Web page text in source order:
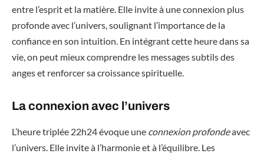
entre l’esprit et la matière. Elle invite à une connexion plus
profonde avec l’univers, soulignant l’importance de la
confiance en son intuition. En intégrant cette heure dans sa
vie, on peut mieux comprendre les messages subtils des
anges et renforcer sa croissance spirituelle.
La connexion avec l’univers
L’heure triplée 22h24 évoque une connexion profondeavec
l’univers. Elle invite à l’harmonie et à l’équilibre. Les